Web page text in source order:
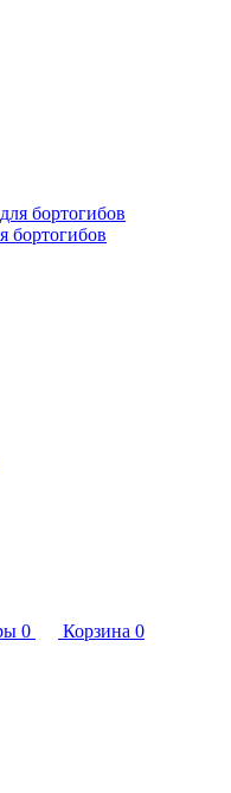
бортогибов
0 Корзина 0